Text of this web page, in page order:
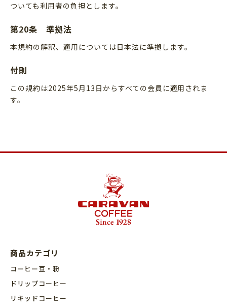
ついても利用者の負担とします。
第20条 準拠法
本規約の解釈、適用については日本法に準拠します。
付則
この規約は2025年5月13日からすべての会員に適用されま
す。
商品カテゴリ
コーヒー豆・粉
ドリップコーヒー
リキッドコーヒー